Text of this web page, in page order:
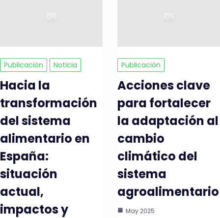
Publicación Noticia
Hacia la
transformación
del sistema
alimentario en
España:
situación
actual,
impactos y
Publicación
Acciones clave
para fortalecer
la adaptación al
cambio
climático del
sistema
agroalimentario
May 2025